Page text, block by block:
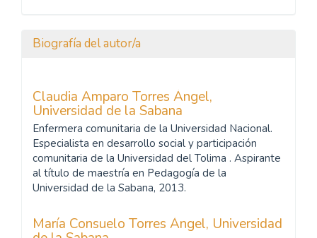
Biografía del autor/a
Claudia Amparo Torres Ángel,
Universidad de la Sabana
Enfermera comunitaria de la Universidad Nacional.
Especialista en desarrollo social y participación
comunitaria de la Universidad del Tolima . Aspirante
al título de maestría en Pedagogía de la
Universidad de la Sabana, 2013.
María Consuelo Torres Ángel, Universidad